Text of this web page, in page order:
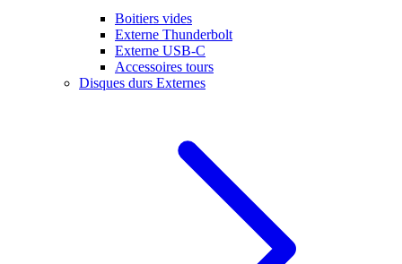
Boitiers vides
Externe Thunderbolt
Externe USB-C
Accessoires tours
Disques durs Externes